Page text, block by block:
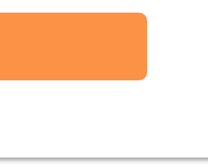
の徹底等の必要な措